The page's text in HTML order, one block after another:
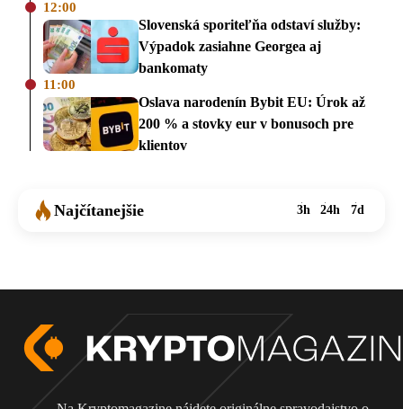
12:00
Slovenská sporiteľňa odstaví služby:
Výpadok zasiahne Georgea aj
bankomaty
11:00
Oslava narodenín Bybit EU: Úrok až
200 % a stovky eur v bonusoch pre
klientov
Najčítanejšie 3h 24h 7d